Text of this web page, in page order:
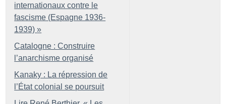
internationaux contre le
fascisme (Espagne 1936-
1939) »
Catalogne : Construire
l’anarchisme organisé
Kanaky : La répression de
l’État colonial se poursuit